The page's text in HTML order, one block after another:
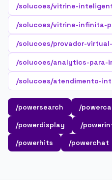
/solucoes/vitrine-
/solucoes/vitrine-infinita-
/solucoes/provador-
/solucoes/analytics-para-
/solucoes/atendimento-
/powersearch /
/powerdisplay
/
/powerhits
/powerchat